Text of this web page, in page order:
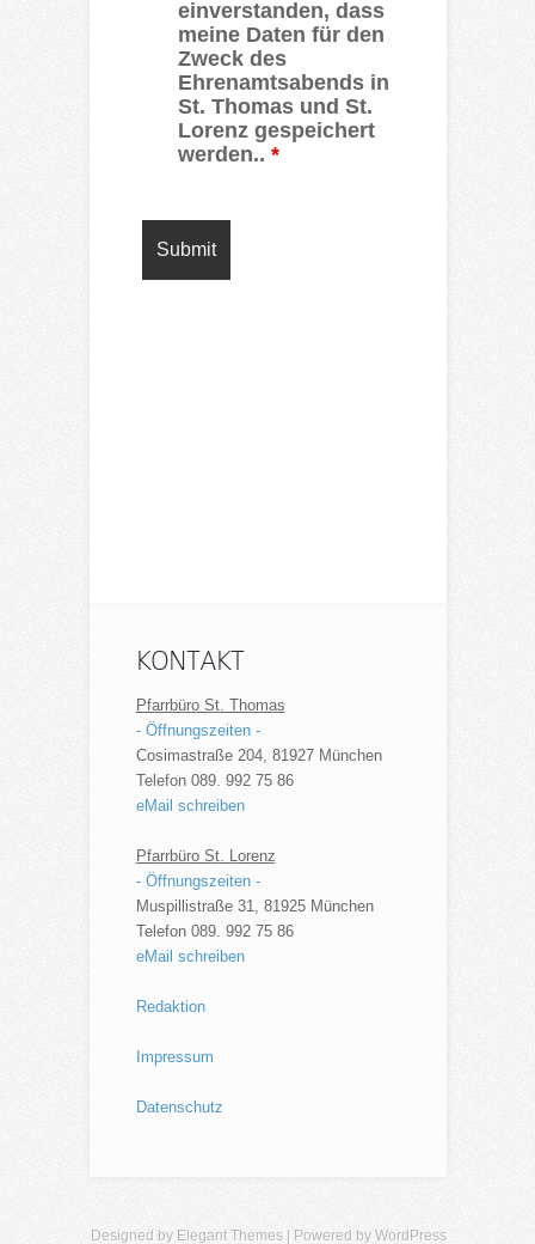
einverstanden, dass
meine Daten für den
Zweck des
Ehrenamtsabends in
St. Thomas und St.
Lorenz gespeichert
werden.. *
KONTAKT
Pfarrbüro St. Thomas
- Öffnungszeiten -
Cosimastraße 204, 81927 München
Telefon 089. 992 75 86
eMail schreiben
Pfarrbüro St. Lorenz
- Öffnungszeiten -
Muspillistraße 31, 81925 München
Telefon 089. 992 75 86
eMail schreiben
Redaktion
Impressum
Datenschutz
Designed by Elegant Themes| Powered by WordPress